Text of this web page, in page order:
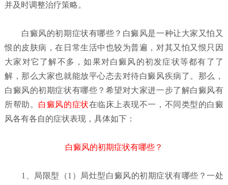
并及时调整治疗策略。
白癜风的初期症状有哪些？ 白癜风是一种让大家又怕又
恨的皮肤病，在日常生活中也较为普遍，对其又怕又恨只因
大家对它了解不多，如果对白癜风的初发症状等都有了了
解，那么大家也就能放平心态去对待白癜风疾病了。那么，
白癜风的初期症状有哪些？希望对大家进一步了解白癜风有
所帮助。 白癜风的症状在临床上表现不一，不同类型的白癜
风各有各自的症状表现，具体如下：
白癜风的初期症状有哪些？
1、局限型（1）局灶型白癜风的初期症状有哪些？一处